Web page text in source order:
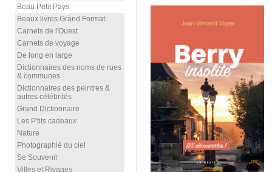
Beau Petit Pays
Beaux livres Grand Format
Carnets de l'Ouest
Carnets de voyage
De long en large
Dictionnaires des noms de rues
& communes
Dictionnaires des peintres &
autres célébrités
Grand Dictionnaire
Les P'tits cadeaux
Nature
Photographié du ciel
Se Souvenir
Villes et Rivages